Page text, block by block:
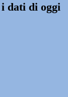
dati di oggi